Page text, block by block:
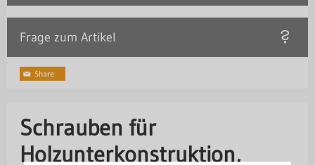
Frage zum Artikel
Schrauben für
Holzunterkonstruktion,